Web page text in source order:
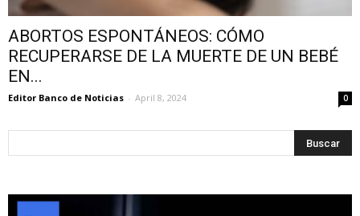
ABORTOS ESPONTÁNEOS: CÓMO
RECUPERARSE DE LA MUERTE DE UN BEBÉ
EN...
Editor Banco de Noticias - April 8, 2024 0